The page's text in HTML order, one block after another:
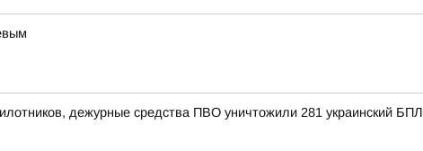
дежурные средства ПВО уничтожили 281 украинский